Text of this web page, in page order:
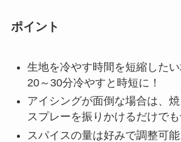
ポイント
生地を冷やす時間を短縮した
20～30分冷やすと時短に！
アイシングが面倒な場合は、
スプレーを振りかけるだけでも
スパイスの量は好みで調整可